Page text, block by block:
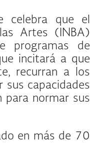
celebra que el
Artes (INBA)
programas de
incitará a que
recurran a los
sus capacidades
para normar sus
en más de 70